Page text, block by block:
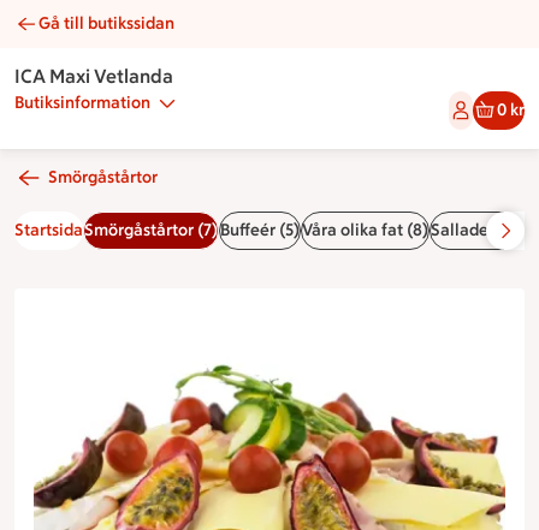
Smörgåstårta skagen | Catering ICA Maxi Vetlanda
Gå till butikssidan
ICA Maxi Vetlanda
Butiksinformation 0 kr
Smörgåstårtor
StartsidaSmörgåstårtor (7)Buffeér (5)Våra olika fat (8)Sallader &